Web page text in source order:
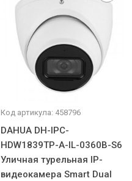
Код артикула: 458796
DAHUA DH-IPC-
HDW1839TP-A-IL-0360B-S6
Уличная турельная IP-
видеокамера Smart Dual